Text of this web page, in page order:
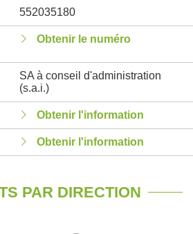
552035180
Obtenir le numéro
SA à conseil d'administration
(s.a.i.)
Obtenir l'information
Obtenir l'information
PAR DIRECTION